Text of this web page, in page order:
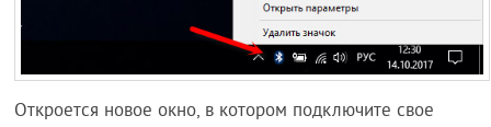
Откроется новое окно, в котором подключите свое